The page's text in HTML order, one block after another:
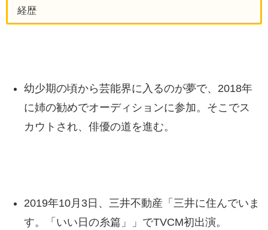
経歴
幼少期の頃から芸能界に入るのが夢で、2018年
に姉の勧めでオーディションに参加。そこでス
カウトされ、俳優の道を進む。
2019年10月3日、三井不動産「三井に住んでいま
す。「いい日の糸篇」」でTVCM初出演。